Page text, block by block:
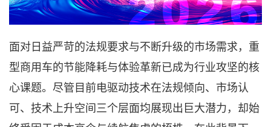
面对日益严苛的法规要求与不断升级的市场需求，重
型商用车的节能降耗与体验革新已成为行业攻坚的核
心课题。 尽管目前电驱动技术在法规倾向、市场认
可、技术上升空间三个层面均展现出 巨大潜力， 却始